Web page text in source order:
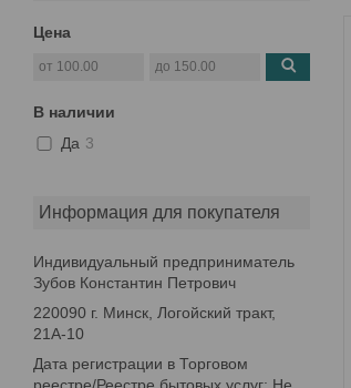
Цена
В наличии
Да 3
Информация для покупателя
Индивидуальный предприниматель
Зубов Константин Петрович
220090 г. Минск, Логойский тракт,
21А-10
Дата регистрации в Торговом
реестре/Реестре бытовых услуг: Не